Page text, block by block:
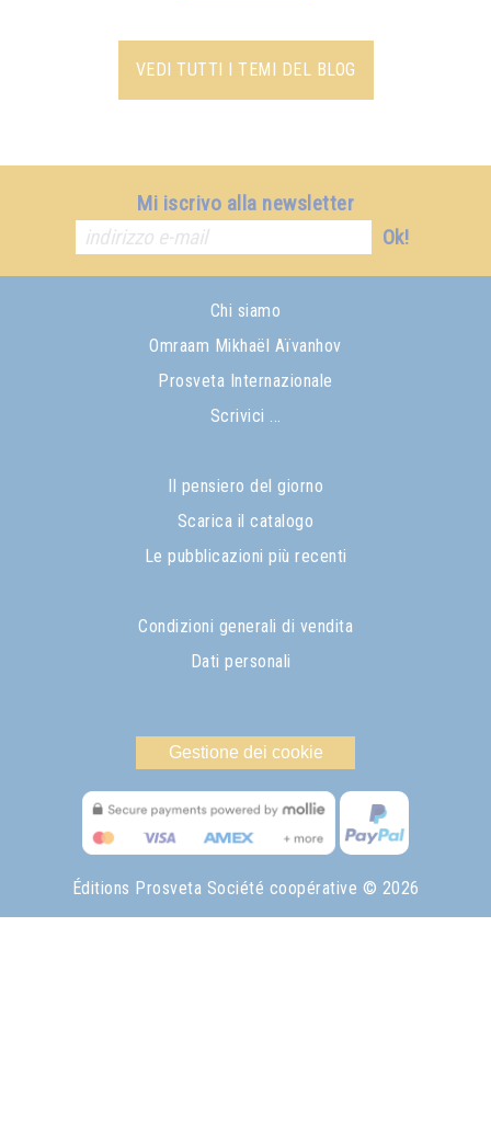
VEDI TUTTI I TEMI DEL BLOG
Mi iscrivo alla newsletter
Ok!
Chi siamo
Omraam Mikhaël Aïvanhov
Prosveta Internazionale
Scrivici ...
Il pensiero del giorno
Scarica il catalogo
Le pubblicazioni più recenti
Condizioni generali di vendita
Dati personali
Gestione dei cookie
Éditions Prosveta Société coopérative © 2026